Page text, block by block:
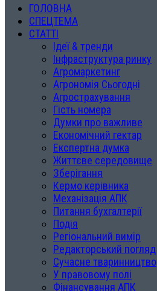
ГОЛОВНА
СПЕЦТЕМА
СТАТТІ
Ідеї & тренди
Інфраструктура ринку
Агромаркетинг
Агрономія Сьогодні
Агрострахування
Гість номера
Думки про важливе
Економічний гектар
Експертна думка
Життєве середовище
Зберігання
Кермо керівника
Механізація АПК
Питання бухгалтерії
Подія
Регіональний вимір
Редакторський погляд
Сучасне тваринництво
У правовому полі
Фінансування АПК